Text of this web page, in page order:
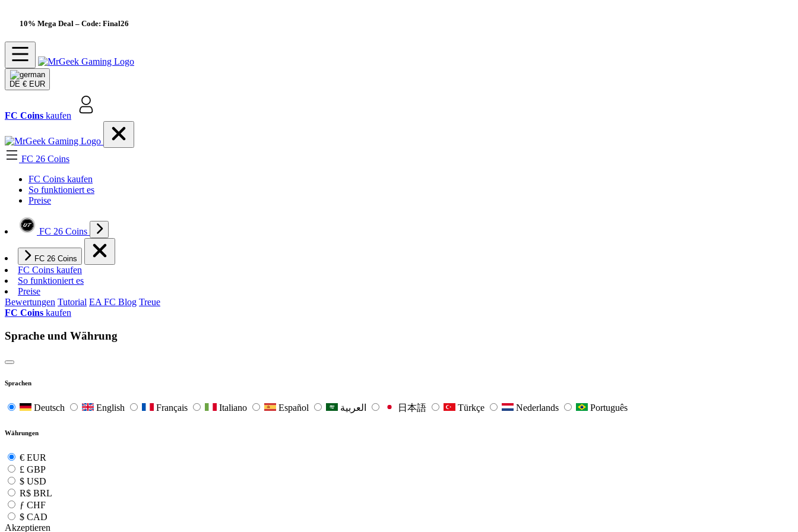
10% Mega Deal – Code: Final26
DE € EUR
FC Coins kaufen
FC 26 Coins
FC Coins kaufen
So funktioniert es
Preise
FC 26 Coins
FC 26 Coins
FC Coins kaufen
So funktioniert es
Preise
Bewertungen Tutorial EA FC Blog Treue
FC Coins kaufen
Sprache und Währung
Sprachen
Deutsch English Français Italiano Español 日本語 Türkçe Nederlands Português
Währungen
€ EUR
£ GBP
$ USD
R$ BRL
ƒ CHF
$ CAD
Akzeptieren